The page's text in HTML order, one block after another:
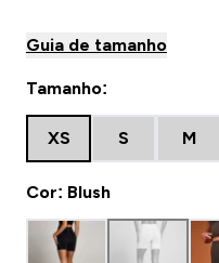
Guia de tamanho
Tamanho:
XS S M
Cor: Blush